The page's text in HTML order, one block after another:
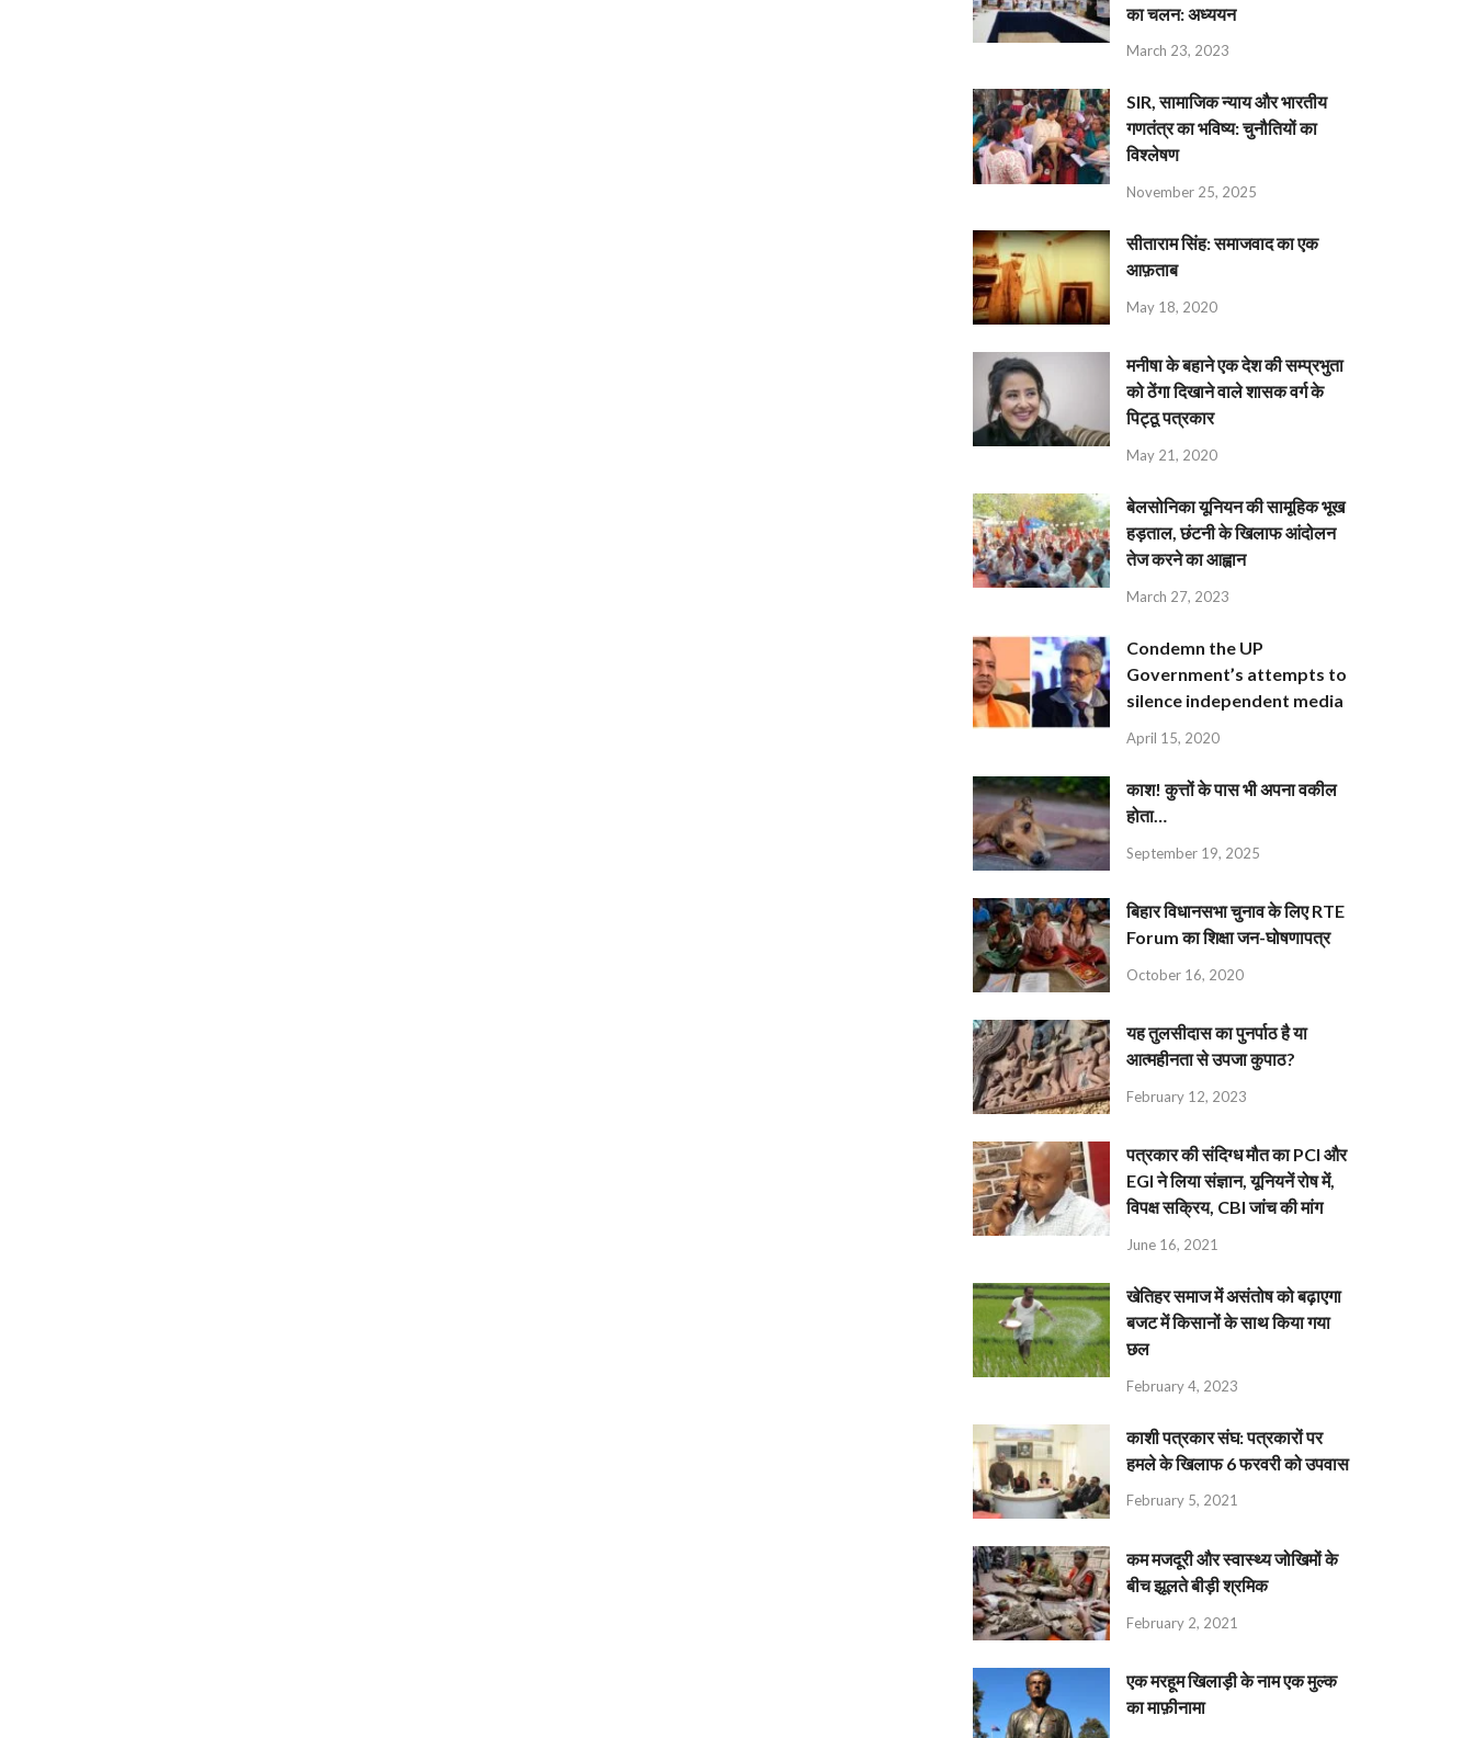
का चलन: अध्ययन
March 23, 2023
SIR, सामाजिक न्याय और भारतीय
गणतंत्र का भविष्य: चुनौतियों का
विश्लेषण
November 25, 2025
सीताराम सिंह: समाजवाद का एक
आफ़ताब
May 18, 2020
मनीषा के बहाने एक देश की सम्प्रभुता
को ठेंगा दिखाने वाले शासक वर्ग के
पिट्ठू पत्रकार
May 21, 2020
बेलसोनिका यूनियन की सामूहिक भूख
हड़ताल, छंटनी के खिलाफ आंदोलन
तेज करने का आह्वान
March 27, 2023
Condemn the UP
Government’s attempts to
silence independent media
April 15, 2020
काश! कुत्तों के पास भी अपना वकील
होता…
September 19, 2025
बिहार विधानसभा चुनाव के लिए RTE
Forum का शिक्षा जन-घोषणापत्र
October 16, 2020
यह तुलसीदास का पुनर्पाठ है या
आत्महीनता से उपजा कुपाठ?
February 12, 2023
पत्रकार की संदिग्ध मौत का PCI और
EGI ने लिया संज्ञान, यूनियनें रोष में,
विपक्ष सक्रिय, CBI जांच की मांग
June 16, 2021
खेतिहर समाज में असंतोष को बढ़ाएगा
बजट में किसानों के साथ किया गया
छल
February 4, 2023
काशी पत्रकार संघ: पत्रकारों पर
हमले के खिलाफ 6 फरवरी को उपवास
February 5, 2021
कम मजदूरी और स्वास्थ्य जोखिमों के
बीच झूलते बीड़ी श्रमिक
February 2, 2021
एक मरहूम खिलाड़ी के नाम एक मुल्क
का माफ़ीनामा